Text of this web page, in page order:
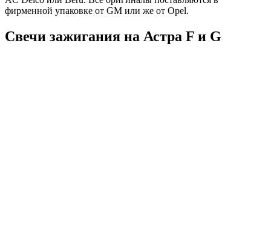
фирменной упаковке от GM или же от Opel.
Свечи зажигания на Астра F и G